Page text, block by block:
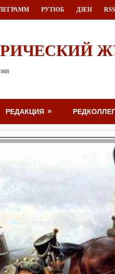
РУТЮБ ДЗЕН RSS
РЕДАКЦИЯ